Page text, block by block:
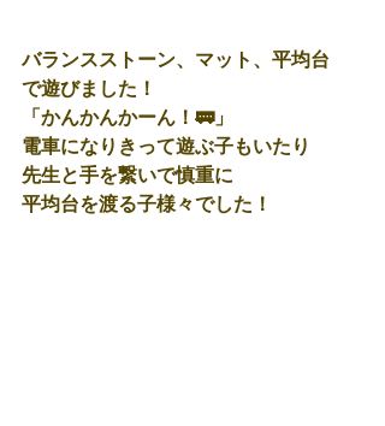
バランスストーン、マット、平均台
で遊びました！
「かんかんかーん！🚃」
電車になりきって遊ぶ子もいたり
先生と手を繋いで慎重に
平均台を渡る子様々でした！